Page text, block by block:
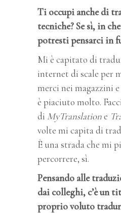
Ti occupi anche di
tecniche? Se sì, in
potresti pensarci in
Mi è capitato di
internet di scale per
merci nei magazzini
è piaciuto molto.
di MyTranslatione
volte mi capita di
È una strada che mi
percorrere, sì.
Pensando alle
dai colleghi, c’è un
proprio voluto